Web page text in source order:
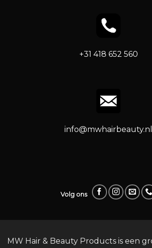
+31 418 652 560
info@mwhairbeauty.nl
Volg ons
MW Hair & Beauty Products is een